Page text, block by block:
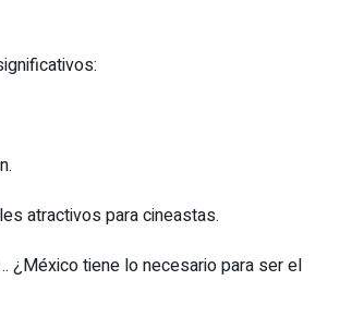
atractivos para cineastas.
¿México tiene lo necesario para ser el